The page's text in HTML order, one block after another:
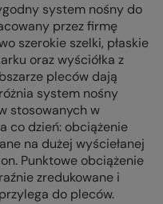
system nośny do
przez firmę
szerokie szelki, płaskie
oraz wyściółka z
pleców dają
system nośny
stosowanych w
co dzień: obciążenie
na dużej wyściełanej
Punktowe obciążenie
zredukowane i
do pleców.